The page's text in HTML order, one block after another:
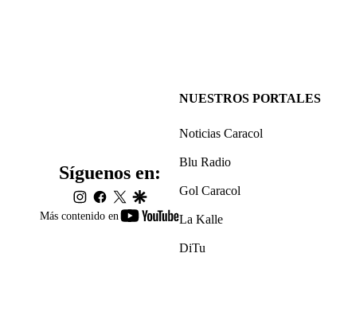
Más contenido en
youtube-
Síguenos en:
instagram
facebook
twittergoogle
NUESTROS PORTALES
Noticias Caracol
Blu Radio
Gol Caracol
La Kalle
DiTu